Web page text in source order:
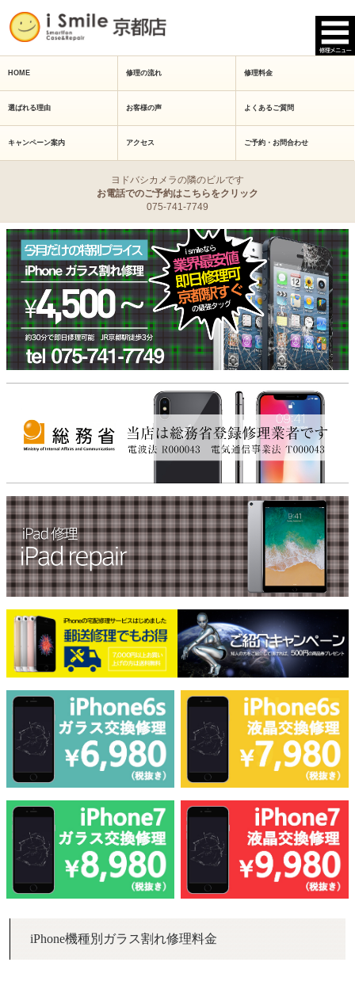
HOME 修理の流れ 修理料金
選ばれる理由 お客様の声 よくあるご質問
キャンペーン案内 アクセス ご予約・お問合わせ
ヨドバシカメラの隣のビルです
お電話でのご予約はこちらをクリック
075-741-7749
iPhone機種別ガラス割れ修理料金